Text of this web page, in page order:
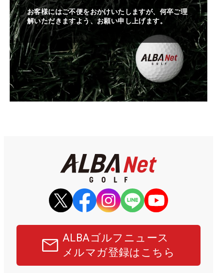
お客様にはご不便をおかけいたしますが、何卒ご理
解いただきますよう、お願い申し上げます。
ALBAゴルフニュース
メルマガ登録はこちら